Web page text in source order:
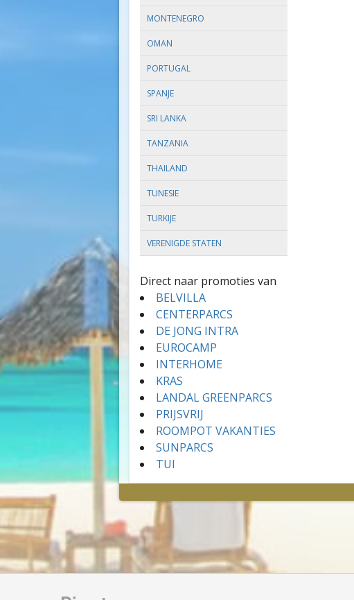
MONTENEGRO
OMAN
PORTUGAL
SPANJE
SRI LANKA
TANZANIA
THAILAND
TUNESIE
TURKIJE
VERENIGDE STATEN
Direct naar promoties van
BELVILLA
CENTERPARCS
DE JONG INTRA
EUROCAMP
INTERHOME
KRAS
LANDAL GREENPARCS
PRIJSVRIJ
ROOMPOT VAKANTIES
SUNPARCS
TUI